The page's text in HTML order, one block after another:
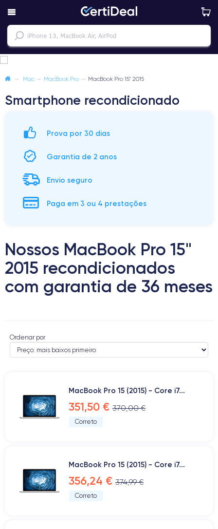
— Mac — MacBook Pro — MacBook Pro 15" 2015
Smartphone recondicionado
Prova por 30 dias
Garantia de 2 anos
Envio seguro
Paga em 3 ou 4 prestações
Nossos MacBook Pro 15"
2015 recondicionados
com garantia de 36 meses
Ordenar por
MacBook Pro 15 (2015) - Core i7...
351,50 € 370,00 €
Correto
MacBook Pro 15 (2015) - Core i7...
356,24 € 374,99 €
Correto